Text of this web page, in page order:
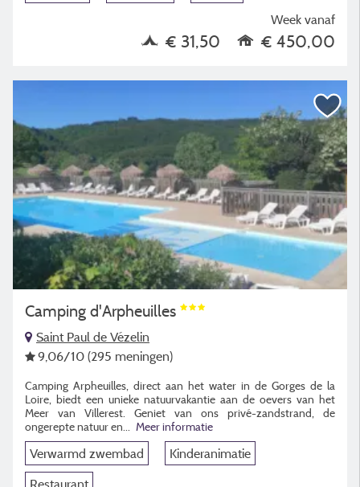
Week vanaf
€ 31,50 € 450,00
Camping d'Arpheuilles
Saint Paul de Vézelin
9,06/10 (295 meningen)
Camping Arpheuilles, direct aan het water in de Gorges de la
Loire, biedt een unieke natuurvakantie aan de oevers van het
Meer van Villerest. Geniet van ons privé-zandstrand, de
ongerepte natuur en
Meer informatie
Verwarmd zwembad
Kinderanimatie
Restaurant